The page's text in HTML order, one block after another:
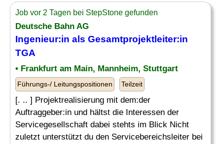
Job vor 2 Tagen bei StepStone gefunden
Deutsche Bahn AG
Ingenieur:in als Gesamtprojektleiter:in
TGA
• Frankfurt am Main, Mannheim, Stuttgart
Führungs-/ Leitungspositionen Teilzeit
[. .. ] Projektrealisierung mit dem:der
Auftraggeber:in und hältst die Interessen der
Servicegesellschaft dabei stehts im Blick Nicht
zuletzt unterstützt du den Servicebereichsleiter bei